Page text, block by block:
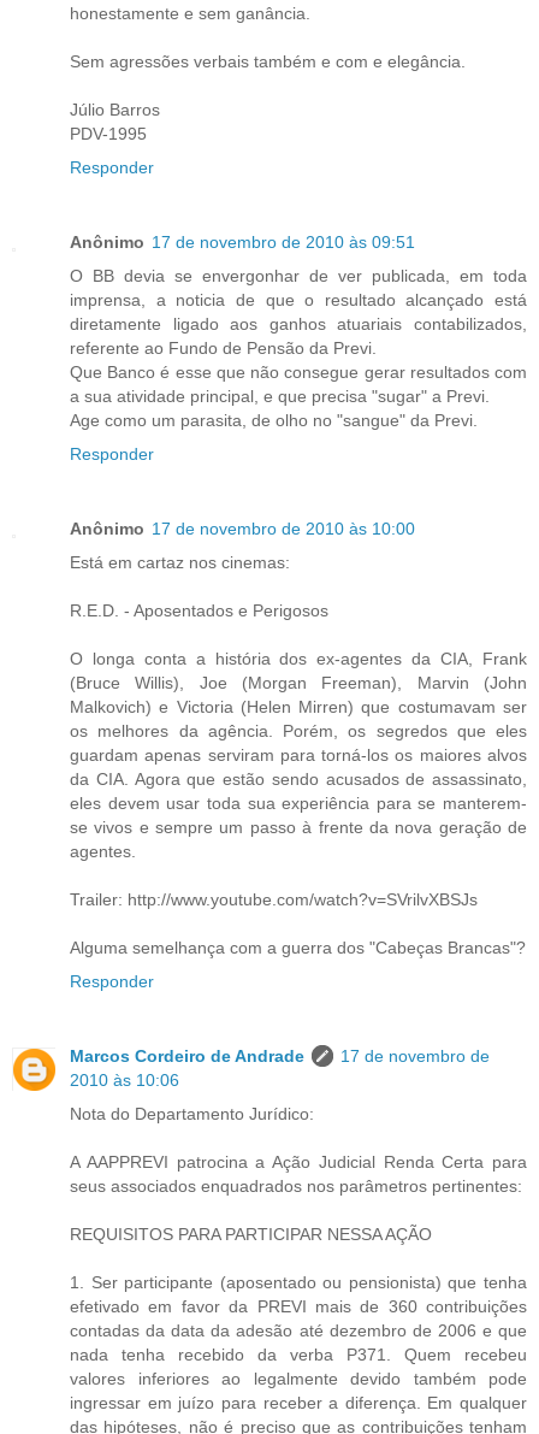
honestamente e sem ganância.
Sem agressões verbais também e com e elegância.
Júlio Barros
PDV-1995
Responder
Anônimo 17 de novembro de 2010 às 09:51
O BB devia se envergonhar de ver publicada, em toda
imprensa, a noticia de que o resultado alcançado está
diretamente ligado aos ganhos atuariais contabilizados,
referente ao Fundo de Pensão da Previ.
Que Banco é esse que não consegue gerar resultados com
a sua atividade principal, e que precisa "sugar" a Previ.
Age como um parasita, de olho no "sangue" da Previ.
Responder
Anônimo 17 de novembro de 2010 às 10:00
Está em cartaz nos cinemas:
R.E.D. - Aposentados e Perigosos
O longa conta a história dos ex-agentes da CIA, Frank
(Bruce Willis), Joe (Morgan Freeman), Marvin (John
Malkovich) e Victoria (Helen Mirren) que costumavam ser
os melhores da agência. Porém, os segredos que eles
guardam apenas serviram para torná-los os maiores alvos
da CIA. Agora que estão sendo acusados de assassinato,
eles devem usar toda sua experiência para se manterem-
se vivos e sempre um passo à frente da nova geração de
agentes.
Trailer: http://www.youtube.com/watch?v=SVrilvXBSJs
Alguma semelhança com a guerra dos "Cabeças Brancas"?
Responder
Marcos Cordeiro de Andrade
17 de novembro de
2010 às 10:06
Nota do Departamento Jurídico:
A AAPPREVI patrocina a Ação Judicial Renda Certa para
seus associados enquadrados nos parâmetros pertinentes:
REQUISITOS PARA PARTICIPAR NESSA AÇÃO
1. Ser participante (aposentado ou pensionista) que tenha
efetivado em favor da PREVI mais de 360 contribuições
contadas da data da adesão até dezembro de 2006 e que
nada tenha recebido da verba P371. Quem recebeu
valores inferiores ao legalmente devido também pode
ingressar em juízo para receber a diferença. Em qualquer
das hipóteses, não é preciso que as contribuições tenham